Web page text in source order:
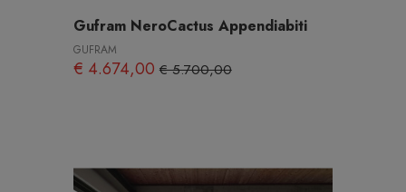
Gufram NeroCactus Appendiabiti
GUFRAM
€ 4.674,00€ 5.700,00